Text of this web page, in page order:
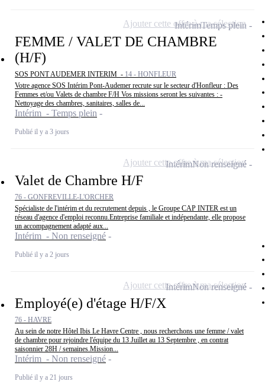
FEMME / VALET DE CHAMBRE
(H/F)
SOS PONT AUDEMER INTERIM - 14 - HONFLEUR
Votre agence SOS Intérim Pont-Audemer recrute sur le secteur d'Honfleur : Des
Femmes et/ou Valets de chambre F/H Vos missions seront les suivantes : -
Nettoyage des chambres, sanitaires, salles de...
Intérim - Temps plein
Publié il y a 3 jours
IntérimTemps plein
Ajouter cette offre à ma sélection
Valet de Chambre H/F
76 - GONFREVILLE-L'ORCHER
Spécialiste de l'intérim et du recrutement depuis , le Groupe CAP INTER est un
réseau d'agence d'emploi reconnu.Entreprise familiale et indépendante, elle propose
un accompagnement adapté aux...
Intérim - Non renseigné
Publié il y a 2 jours
IntérimNon renseigné
Ajouter cette offre à ma sélection
Employé(e) d'étage H/F/X
76 - HAVRE
Au sein de notre Hôtel Ibis Le Havre Centre , nous recherchons une femme / valet
de chambre pour rejoindre l'équipe du 13 Juillet au 13 Septembre , en contrat
saisonnier 28H / semaines.Mission...
Intérim - Non renseigné
Publié il y a 21 jours
IntérimNon renseigné
Ajouter cette offre à ma sélection